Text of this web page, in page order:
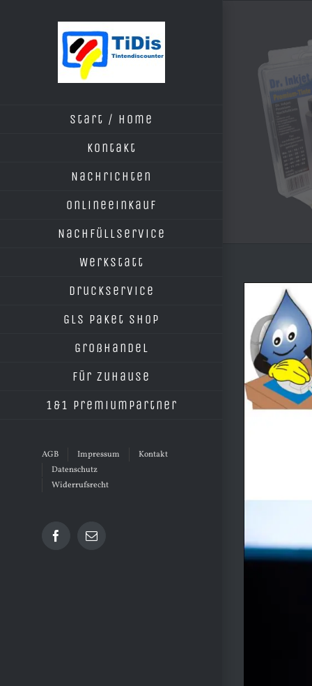
Start / Home
Kontakt
Nachrichten
Onlineeinkauf
Nachfüllservice
Werkstatt
Druckservice
GLS Paket Shop
Großhandel
Für Zuhause
1&1 Premiumpartner
AGB Impressum
Kontakt
Datenschutz
Widerrufsrecht
Facebook
E-
grösseres
Bild